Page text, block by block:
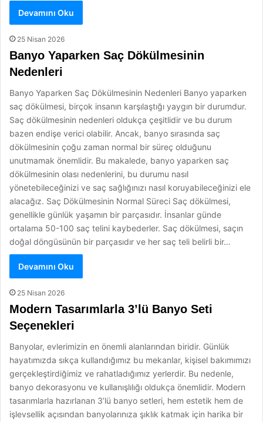
Devamını Oku
25 Nisan 2026
Banyo Yaparken Saç Dökülmesinin
Nedenleri
Banyo Yaparken Saç Dökülmesinin Nedenleri Banyo yaparken
saç dökülmesi, birçok insanın karşılaştığı yaygın bir durumdur.
Saç dökülmesinin nedenleri oldukça çeşitlidir ve bu durum
bazen endişe verici olabilir. Ancak, banyo sırasında saç
dökülmesinin çoğu zaman normal bir süreç olduğunu
unutmamak önemlidir. Bu makalede, banyo yaparken saç
dökülmesinin olası nedenlerini, bu durumu nasıl
yönetebileceğinizi ve saç sağlığınızı nasıl koruyabileceğinizi ele
alacağız. Saç Dökülmesinin Normal Süreci Saç dökülmesi,
genellikle günlük yaşamın bir parçasıdır. İnsanlar günde
ortalama 50-100 saç telini kaybederler. Saç dökülmesi, saçın
doğal döngüsünün bir parçasıdır ve her saç teli belirli bir…
Devamını Oku
25 Nisan 2026
Modern Tasarımlarla 3’lü Banyo Seti
Seçenekleri
Banyolar, evlerimizin en önemli alanlarından biridir. Günlük
hayatımızda sıkça kullandığımız bu mekanlar, kişisel bakımımızı
gerçekleştirdiğimiz ve rahatladığımız yerlerdir. Bu nedenle,
banyo dekorasyonu ve kullanışlılığı oldukça önemlidir. Modern
tasarımlarla hazırlanan 3’lü banyo setleri, hem estetik hem de
işlevsellik açısından banyolarınıza şıklık katmak için harika bir